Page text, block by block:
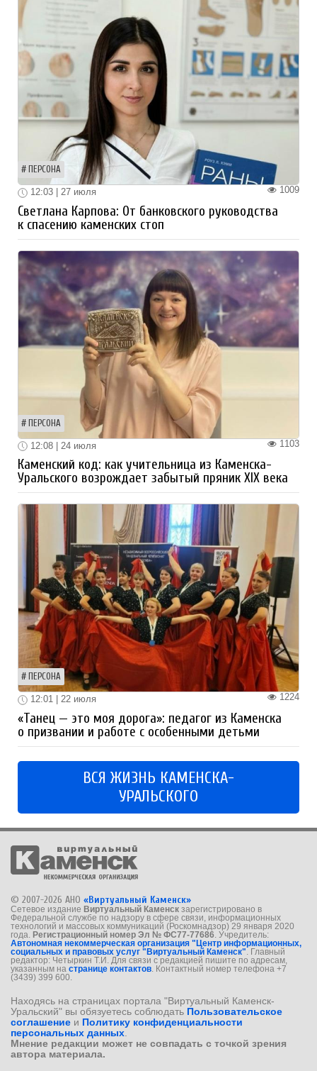
ПЕРСОНА
1009
12:03 | 27 июля
Светлана Карпова: От банковского руководства
к спасению каменских стоп
ПЕРСОНА
1103
12:08 | 24 июля
Каменский код: как учительница из Каменска-
Уральского возрождает забытый пряник XIX века
ПЕРСОНА
1224
12:01 | 22 июля
«Танец — это моя дорога»: педагог из Каменска
о призвании и работе с особенными детьми
ВСЯ ЖИЗНЬ КАМЕНСКА-
УРАЛЬСКОГО
© 2007-2026 АНО «Виртуальный Каменск»
Сетевое издание Виртуальный Каменск зарегистрировано в
Федеральной службе по надзору в сфере связи, информационных
технологий и массовых коммуникаций (Роскомнадзор) 29 января 2020
года. Регистрационный номер Эл № ФС77-77686 . Учредитель:
Автономная некоммерческая организация "Центр информационных,
социальных и правовых услуг "Виртуальный Каменск" . Главный
редактор: Четыркин Т.И. Для связи с редакцией пишите по адресам,
указанным на странице контактов . Контактный номер телефона +7
(3439) 399 600.
Находясь на страницах портала "Виртуальный Каменск-
Уральский" вы обязуетесь соблюдать Пользовательское
соглашение и Политику конфиденциальности
персональных данных
Мнение редакции может не совпадать с точкой зрения
автора материала.